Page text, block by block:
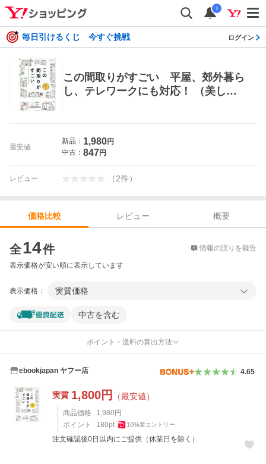
i
毎日引けるくじ 今すぐ挑戦 ログイン
この間取りがすごい 平屋、郊外暮ら
し、テレワークにも対応！ （美しい
ハウジングの本その他
最安値
新品： 1,980円
中古： 847円
レビュー （2件）
価格比較 レビュー
概要
全14件 情報の誤りを報告
表示価格が安い順に表示しています
表示価格： 実質価格
中古を含む
ポイント・送料の算出方法
ebookjapan ヤフー店 4.65
実質 1,800円 （最安値）
商品価格 1,980 円
ポイント
180pt 10%要エントリー
注文確認後0日以内にご提供（休業日を除く）